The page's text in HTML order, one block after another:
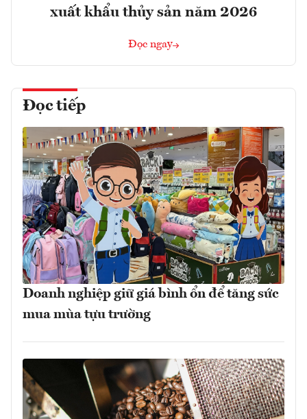
xuất khẩu thủy sản năm 2026
Đọc ngay
Đọc tiếp
Doanh nghiệp giữ giá bình ổn để tăng sức
mua mùa tựu trường